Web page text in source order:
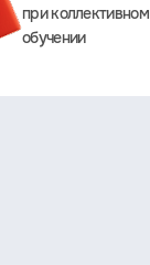
при коллективном
обучении